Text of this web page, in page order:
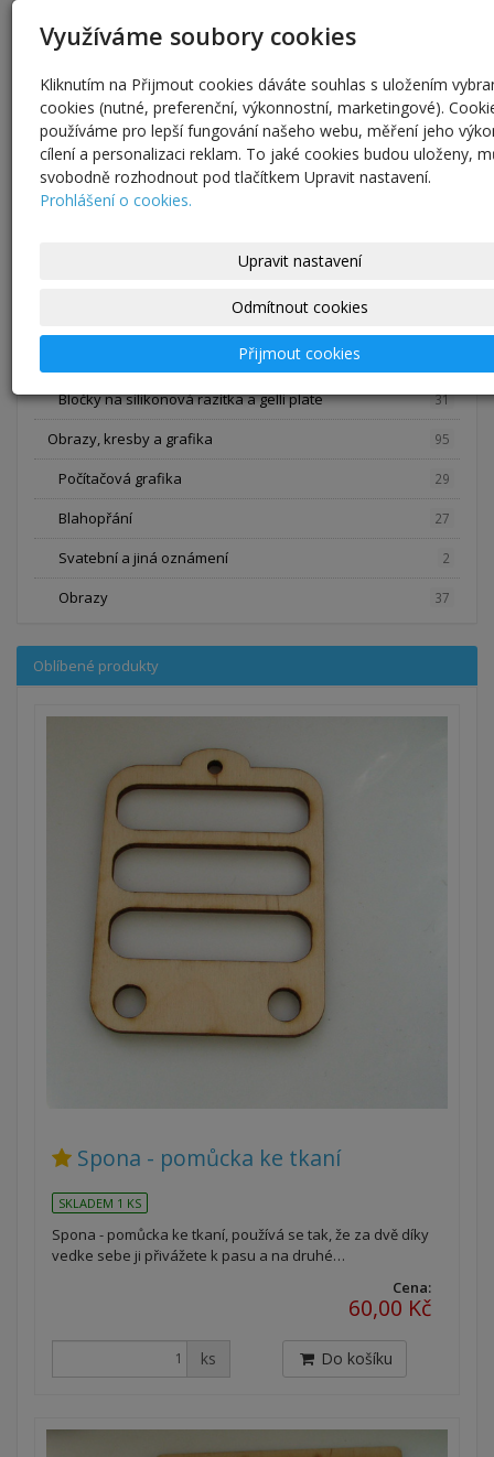
Sukně a kalhoty
Halenky, trička, mikiny a šaty 4
Kravaty a motýlky 42
Kreativní potřeby a materiál, vinuté perle 75
Pomůcky na tkaní
Vinuté perle vlastní výroby, jednotlivé kusy
Zdobení skla, výroba vinutek
Bločky na silikonová razítka a gelli plate 31
Obrazy, kresby a grafika 95
Počítačová grafika 29
Blahopřání 27
Svatební a jiná oznámení 2
Obrazy 37
Oblíbené produkty
Spona - pomůcka ke tkaní
SKLADEM 1 KS
Spona - pomůcka ke tkaní, používá se tak, že za dvě díky
vedke sebe ji přivážete k pasu a na druhé…
Cena:
60,00 Kč
ks Do košíku
Využíváme soubory cookies
Kliknutím na Přijmout cookies dáváte souhlas s uložením
cookies (nutné, preferenční, výkonnostní, marketingové).
používáme pro lepší fungování našeho webu, měření jeho
cílení a personalizaci reklam. To jaké cookies budou uloženy,
svobodně rozhodnout pod tlačítkem Upravit nastavení.
Prohlášení o cookies.
Upravit nastavení
Odmítnout cookies
Přijmout cookies